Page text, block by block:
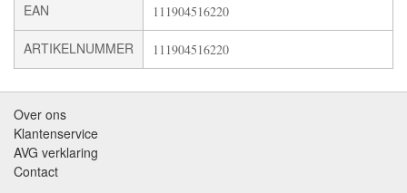
EAN 111904516220
ARTIKELNUMMER 111904516220
Over ons
Klantenservice
AVG verklaring
Contact